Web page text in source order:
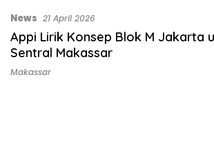
News 21 April 2026
Appi Lirik Konsep Blok M Jakarta
Sentral Makassar
Makassar